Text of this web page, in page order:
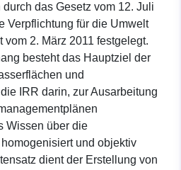
das Gesetz vom 12. Juli
Verpflichtung für die Umwelt
vom 2. März 2011 festgelegt.
besteht das Hauptziel der
und
IRR darin, zur Ausarbeitung
Wissen über die
und objektiv
dient der Erstellung von